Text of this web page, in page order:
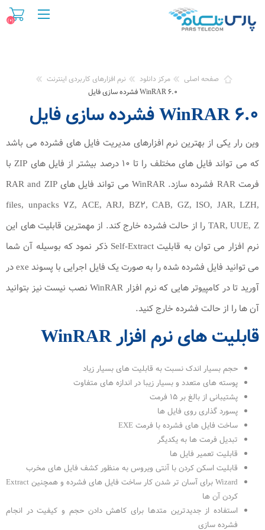
(۰)
صفحه اصلی مرکز دانلود
نرم افزارهای کاربردی اینترنت
WinRAR ۶.۰ فشرده سازی فایل
WinRAR ۶.۰ فشرده سازی فایل
وین رار یكی از بهترین نرم افزارهای مدیریت فایل های فشرده می باشد
که می تواند فایل های مختلف را تا ۱۰ درصد بیشتر از فایل های ZIP با
فرمت RAR فشرده سازد. WinRAR می تواند فایل های RAR and ZIP
files, unpacks ۷Z, ACE, ARJ, BZ۲, CAB, GZ, ISO, JAR, LZH,
TAR, UUE, Z را از حالت فشرده خارج كند. از مهمترین قابلیت های این
نرم افزار می توان به قابلیت Self-Extract ذکر نمود که بوسیله آن شما
می توانید فایل فشرده شده را به صورت یک فایل اجرایی با پسوند exe در
آورید تا در کامپیوتر هایی که نرم افزار WinRAR نصب نیست نیز بتوانید
آن ها را از حالت فشرده خارج کنید.
قابلیت های نرم افزار WinRAR
حجم بسیار اندک نسبت به قابلیت های بسیار زیاد
پوسته های متعدد و بسیار زیبا در اندازه های متفاوت
پشتیبانی از بالغ بر ۱۵ فرمت
پسورد گذاری روی فایل ها
ساخت فایل های فشرده با فرمت EXE
تبدیل فرمت ها به یکدیگر
قابلیت تعمیر فایل ها
قابلیت اسکن کردن با آنتی ویروس به منظور کشف فایل های مخرب
Wizard برای آسان تر شدن کار ساخت فایل های فشرده و همچنین Extract
کردن آن ها
استفاده از جدیدترین متدها برای کاهش دادن حجم و کیفیت در انجام
فشرده سازی